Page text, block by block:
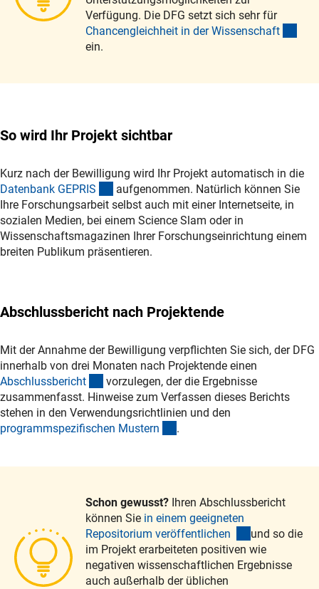
Verfügung. Die DFG setzt sich sehr für
Chancengleichheit in der Wissenschaft
ein.
So wird Ihr Projekt sichtbar
Kurz nach der Bewilligung wird Ihr Projekt automatisch in die
Datenbank GEPRI S (externer Link)
aufgenommen. Natürlich können Sie
Ihre Forschungsarbeit selbst auch mit einer Internetseite, in
sozialen Medien, bei einem Science Slam oder in
Wissenschaftsmagazinen Ihrer Forschungseinrichtung einem
breiten Publikum präsentieren.
Abschlussbericht nach Projektende
Mit der Annahme der Bewilligung verpflichten Sie sich, der DFG
innerhalb von drei Monaten nach Projektende einen
Abschlussbericht (interner Link)
vorzulegen, der die Ergebnisse
zusammenfasst. Hinweise zum Verfassen dieses Berichts
stehen in den Verwendungsrichtlinien und den
programmspezifischen Mustern (interner Link)
.
Schon gewusst? Ihren Abschlussbericht
können Sie in einem geeigneten
Repositorium veröffentlichen
(interner Link)
und so die
im Projekt erarbeiteten positiven wie
negativen wissenschaftlichen Ergebnisse
auch außerhalb der üblichen